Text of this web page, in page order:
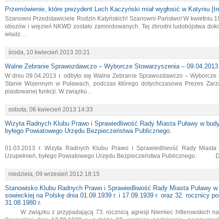
Przemówienie, które prezydent Lech Kaczyński miał wygłosić w Katyniu
Szanowni Przedstawiciele Rodzin Katyńskich! Szanowni Państwo! W kwietniu
obozów i więzień NKWD zostało zamordowanych. Tej zbrodni ludobójstwa
władz…
środa, 10 kwiecień 2013 20:21
Walne Zebranie Sprawozdawczo – Wyborcze Stowarzyszenia – 09.04.2013
W dniu 09.04.2013 r. odbyło się Walne Zebranie Sprawozdawczo –
Stanie Wojennym w Puławach, podczas którego dotychczasowa Prezes
piastowanej funkcji. W związku…
sobota, 06 kwiecień 2013 14:33
Wizyta Radnych Klubu Prawo i Sprawiedliwość Rady Miasta Puławy w
byłego Powiatowego Urzędu Bezpieczeństwa Publicznego.
01.03.2013 r. Wizyta Radnych Klubu Prawo i Sprawiedliwość Rady
Uzupełnień, byłego Powiatowego Urzędu Bezpieczeństwa Publicznego.
niedziela, 09 wrzesień 2012 18:15
Stanowisko Klubu Radnych Prawo i Sprawiedliwość Rady Miasta Puławy
sowieckiej na Polskę dnia 01.09.1939 r. i 17.09.1939 r. oraz 32. rocznicy
31.08.1980 r.
W związku z przypadającą 73. rocznicą agresji Niemiec hitlerowskich na